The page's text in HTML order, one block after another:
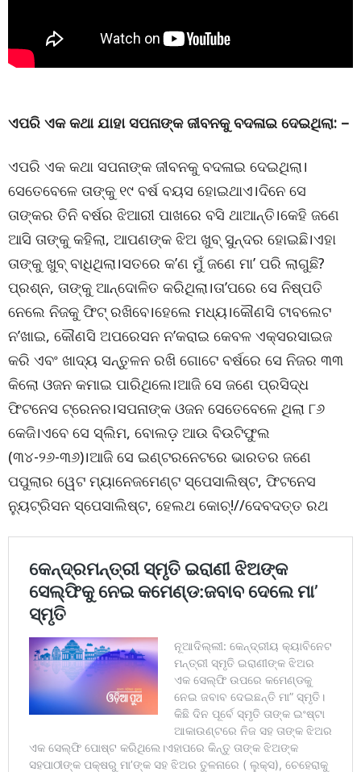
ଏପରି ଏକ କଥା ଯାହା ସପନାଙ୍କ ଜୀବନକୁ ବଦଳାଇ ଦେଇଥିଲା: –
ଏପରି ଏକ କଥା ସପନାଙ୍କ ଜୀବନକୁ ବଦଳାଇ ଦେଇଥିଲା।
ସେତେବେଳେ ତାଙ୍କୁ ୧୯ ବର୍ଷ ବୟସ ହୋଇଥାଏ।ଦିନେ ସେ
ତାଙ୍କର ତିନି ବର୍ଷର ଝିଆରୀ ପାଖରେ ବସି ଥାଆନ୍ତି।କେହି ଜଣେ
ଆସି ତାଙ୍କୁ କହିଲା, ଆପଣଙ୍କ ଝିଅ ଖୁବ୍ ସୁନ୍ଦର ହୋଇଛି।ଏହା
ତାଙ୍କୁ ଖୁବ୍ ବାଧିଥିଲା।ସତରେ କ’ଣ ମୁଁ ଜଣେ ମା’ ପରି ଲାଗୁଛି?
ପ୍ରଶ୍ନ, ତାଙ୍କୁ ଆନ୍ଦୋଳିତ କରିଥିଲା।ତା’ପରେ ସେ ନିଷ୍ପତି
ନେଲେ ନିଜକୁ ଫିଟ୍ ରଖିବେ।ହେଲେ ମଧ୍ୟ।କୌଣସି ଟାବଲେଟ
ନ’ଖାଇ, କୌଣସି ଅପରେସନ ନ’କରାଇ କେବଳ ଏକ୍ସରସାଇଜ
କରି ଏବଂ ଖାଦ୍ୟ ସନ୍ତୁଳନ ରଖି ଗୋଟେ ବର୍ଷରେ ସେ ନିଜର ୩୩
କିଲୋ ଓଜନ କମାଇ ପାରିଥିଲେ।ଆଜି ସେ ଜଣେ ପ୍ରସିଦ୍ଧ
ଫିଟନେସ ଟ୍ରେନର।ସପନାଙ୍କ ଓଜନ ସେତେବେଳେ ଥିଲା ୮୬
କେଜି।ଏବେ ସେ ସ୍ଲିମ, ବୋଲଡ଼ ଆଉ ବିଉଟିଫୁଲ
(୩୪-୨୬-୩୬)।ଆଜି ସେ ଇଣ୍ଟରନେଟରେ ଭାରତର ଜଣେ
ପପୁଲାର ୱେଟ ମ୍ୟାନେଜମେଣ୍ଟ ସ୍ପେସାଲିଷ୍ଟ, ଫିଟନେସ
ନ୍ୟୁଟ୍ରିସନ ସ୍ପେସାଲିଷ୍ଟ, ହେଲଥ କୋଚ୍!//ଦେବଦତ୍ତ ରଥ